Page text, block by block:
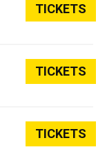
TICKETS
TICKETS
TICKETS